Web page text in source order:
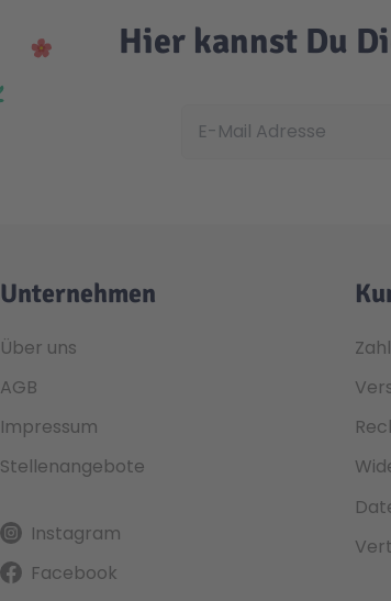
Hier kannst Du
Unternehmen
Über uns
AGB
Impressum
Stellenangebote
Instagram
Facebook